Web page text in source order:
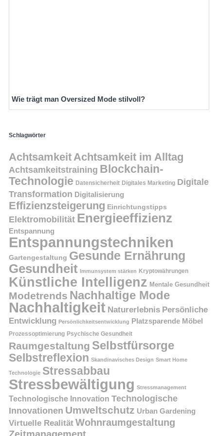
Wie trägt man Oversized Mode stilvoll?
Schlagwörter
Achtsamkeit Achtsamkeit im Alltag
Achtsamkeitstraining Blockchain-
Technologie Datensicherheit Digitales Marketing Digitale
Transformation Digitalisierung
Effizienzsteigerung Einrichtungstipps
Elektromobilität Energieeffizienz
Entspannung
Entspannungstechniken
Gartengestaltung Gesunde Ernährung
Gesundheit Immunsystem stärken Kryptowährungen
Künstliche Intelligenz Mentale Gesundheit
Modetrends Nachhaltige Mode
Nachhaltigkeit Naturerlebnis Persönliche
Entwicklung Persönlichkeitsentwicklung Platzsparende Möbel
Prozessoptimierung Psychische Gesundheit
Raumgestaltung Selbstfürsorge
Selbstreflexion Skandinavisches Design Smart Home
Technologie Stressabbau
Stressbewältigung Stressmanagement
Technologische Innovation Technologische
Innovationen Umweltschutz Urban Gardening
Virtuelle Realität Wohnraumgestaltung